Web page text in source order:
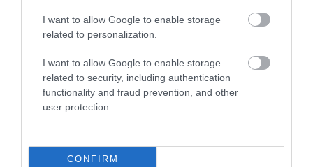
I want to allow Google to enable storage
related to personalization.
I want to allow Google to enable storage
related to security, including authentication
functionality and fraud prevention, and other
user protection.
CONFIRM
Új mesterségesintelligencia-modellt készített az Adobe. A Firefly